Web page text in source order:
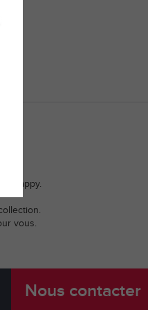
vous.
Nous contacter